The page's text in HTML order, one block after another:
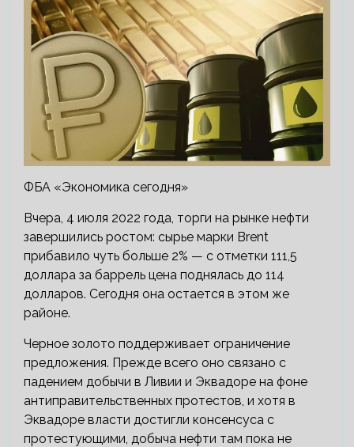
ФБА «Экономика сегодня»
Вчера, 4 июля 2022 года, торги на рынке нефти
завершились ростом: сырье марки Brent
прибавило чуть больше 2% — с отметки 111,5
доллара за баррель цена поднялась до 114
долларов. Сегодня она остается в этом же
районе.
Черное золото поддерживает ограничение
предложения. Прежде всего оно связано с
падением добычи в Ливии и Эквадоре на фоне
антиправительственных протестов, и хотя в
Эквадоре власти достигли консенсуса с
протестующими, добыча нефти там пока не